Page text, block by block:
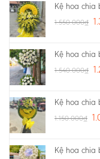
Kệ hoa chia
1.550.000₫
Kệ hoa chia
1.540.000₫
Kệ hoa chia
1.150.000₫
Kệ hoa chia